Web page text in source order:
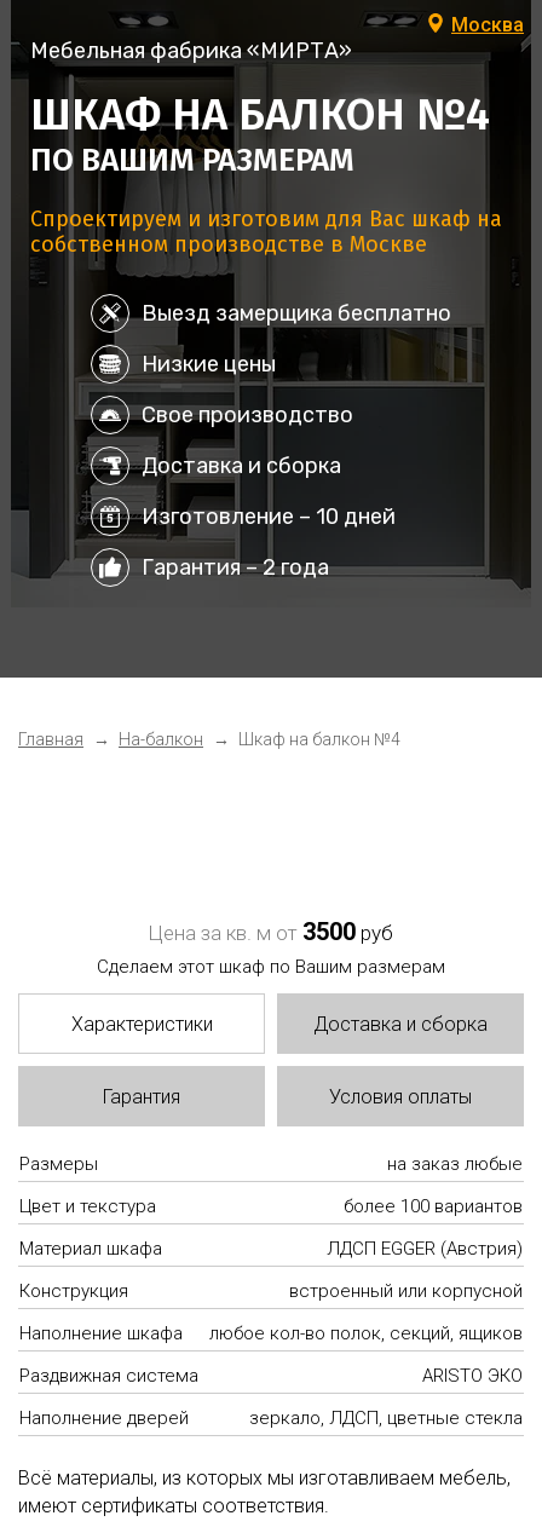
Москва
Мебельная фабрика «МИРТА»
ШКАФ НА БАЛКОН №4
ПО ВАШИМ РАЗМЕРАМ
Спроектируем и изготовим для Вас шкаф на
собственном производстве в Москве
Выезд замерщика бесплатно
Низкие цены
Свое производство
Доставка и сборка
Изготовление – 10 дней
Гарантия – 2 года
Главная На-балкон Шкаф на балкон №4
Цена за кв. м от 3500 руб
Сделаем этот шкаф по Вашим размерам
Характеристики Доставка и сборка
Гарантия Условия оплаты
Размеры
на заказ любые
Цвет и текстура
более 100 вариантов
Материал шкафа
ЛДСП EGGER (Австрия)
Конструкция
встроенный или корпусной
Наполнение шкафа
любое кол-во полок, секций, ящиков
Раздвижная система
ARISTO ЭКО
Наполнение дверей
зеркало, ЛДСП, цветные стекла
Всё материалы, из которых мы изготавливаем мебель,
имеют сертификаты соответствия.